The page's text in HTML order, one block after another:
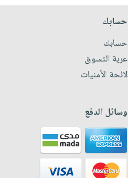
حسابك
حسابك
عربة التسوق
لائحة الأمنيات
وسائل الدفع